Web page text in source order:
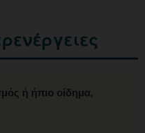
ή ήπιο οίδημα,